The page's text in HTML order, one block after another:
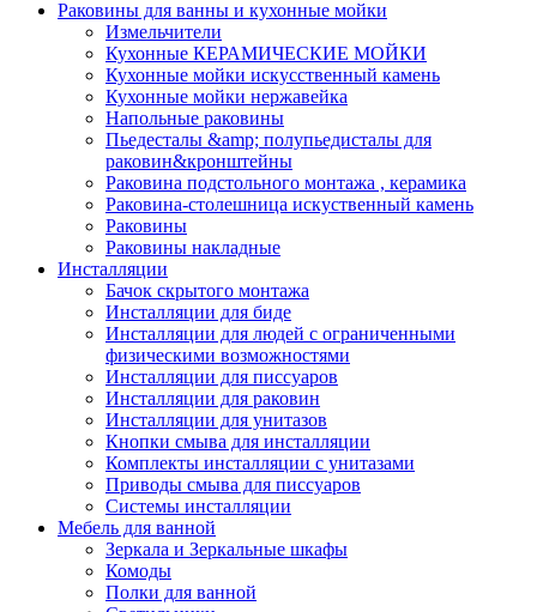
Раковины для ванны и кухонные мойки
Измельчители
Кухонные КЕРАМИЧЕСКИЕ МОЙКИ
Кухонные мойки искусственный камень
Кухонные мойки нержавейка
Напольные раковины
Пьедесталы &amp; полупьедисталы для
раковин&кронштейны
Раковина подстольного монтажа , керамика
Раковина-столешница искуственный камень
Раковины
Раковины накладные
Инсталляции
Бачок скрытого монтажа
Инсталляции для биде
Инсталляции для людей с ограниченными
физическими возможностями
Инсталляции для писсуаров
Инсталляции для раковин
Инсталляции для унитазов
Кнопки смыва для инсталляции
Комплекты инсталляции с унитазами
Приводы смыва для писсуаров
Системы инсталляции
Мебель для ванной
Зеркала и Зеркальные шкафы
Комоды
Полки для ванной